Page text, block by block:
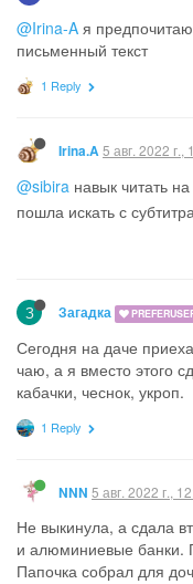
@Irina-A я
письменный текст
1 Reply
Irina.A5 авг. 2022 г.,
@sibira навык читать
пошла искать с
З Загадка
Сегодня на даче
чаю, а я вместо этого
кабачки, чеснок, укроп.
1 Reply
NNN 5 авг. 2022 г.,
Не выкинула, а сдала
и алюминиевые банки.
Папочка собрал для